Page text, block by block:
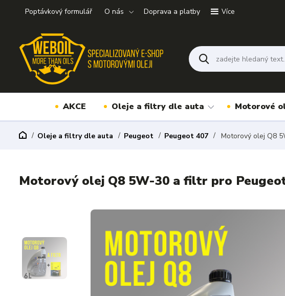
Poptávkový formulář O nás Doprava a platby Více
AKCE Oleje a filtry dle auta Motorové
Oleje a filtry dle auta Peugeot Peugeot 407 Motorový olej Q8
Motorový olej Q8 5W-30 a filtr pro